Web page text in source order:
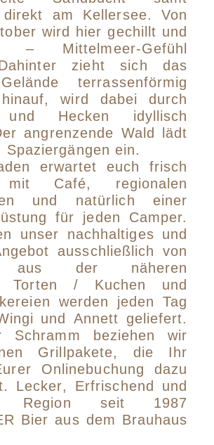
direkt am Kellersee. Von
wird hier gechillt und
– Mittelmeer-Gefühl
zieht sich das
terrassenförmig
wird dabei durch
und Hecken idyllisch
angrenzende Wald lädt
Spaziergängen ein.
erwartet euch frisch
mit Café, regionalen
und natürlich einer
für jeden Camper.
unser nachhaltiges und
ausschließlich von
aus der näheren
Torten / Kuchen und
werden jeden Tag
und Annett geliefert.
Schramm beziehen wir
Grillpakete, die Ihr
Onlinebuchung dazu
Lecker, Erfrischend und
Region seit 1987
Bier aus dem Brauhaus